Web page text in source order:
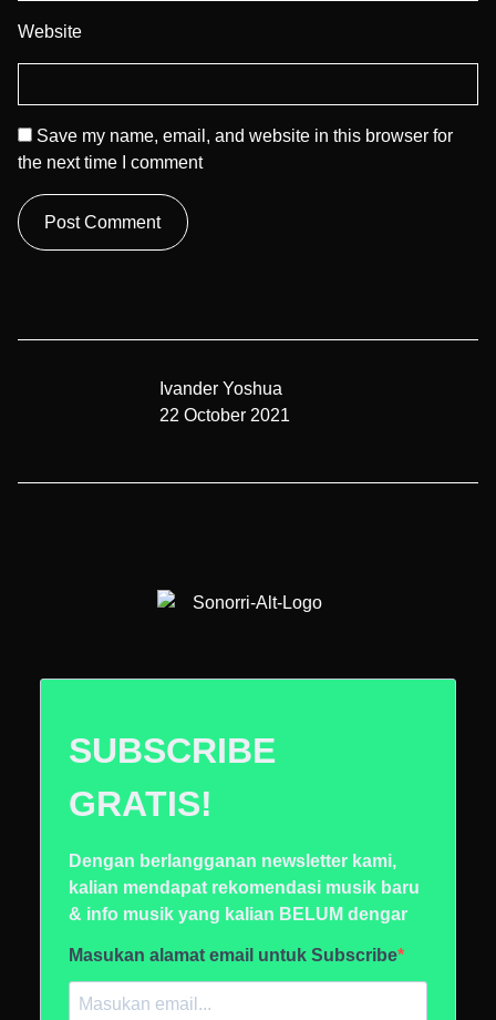
Website
Save my name, email, and website in this browser for
the next time I comment
Ivander Yoshua
22 October 2021